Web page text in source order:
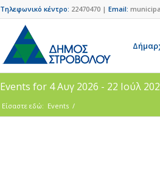
Τηλεφωνικό κέντρο: 22470470 | Email:
Events for 4 Αυγ 2026 - 22 Ιούλ
Είσαστε εδώ: Events /